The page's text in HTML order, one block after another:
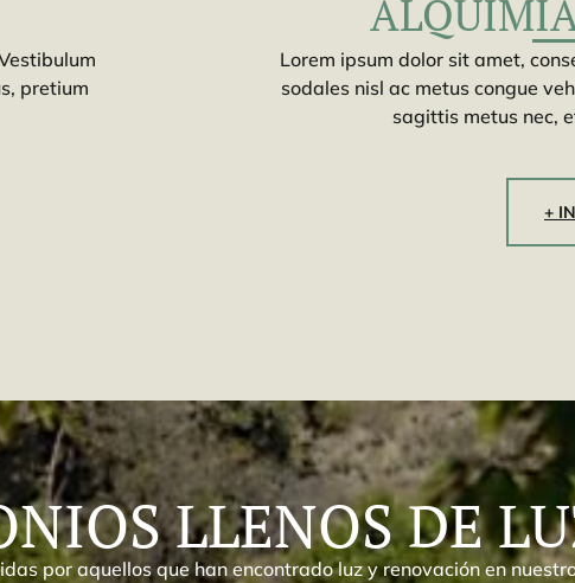
pretium
Lorem ipsum dolor sit amet,
sodales nisl ac metus congue
sagittis metus nec,
+
LLENOS DE
por aquellos que han encontrado luz y renovación en